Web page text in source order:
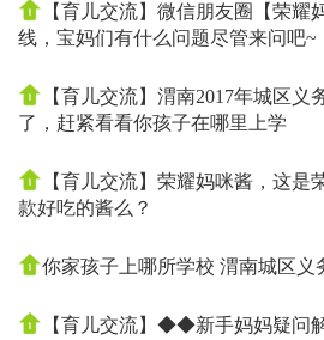
【育儿交流】微信朋友圈【荣耀
线，宝妈们有什么问题尽管来问吧~
【育儿交流】渭南2017年城区义
了，赶紧看看你孩子在哪里上学
【育儿交流】荣耀妈咪酱，这是
款好吃的酱么？
你家孩子上哪所学校 渭南城区义
【育儿交流】◆◆新手妈妈疑